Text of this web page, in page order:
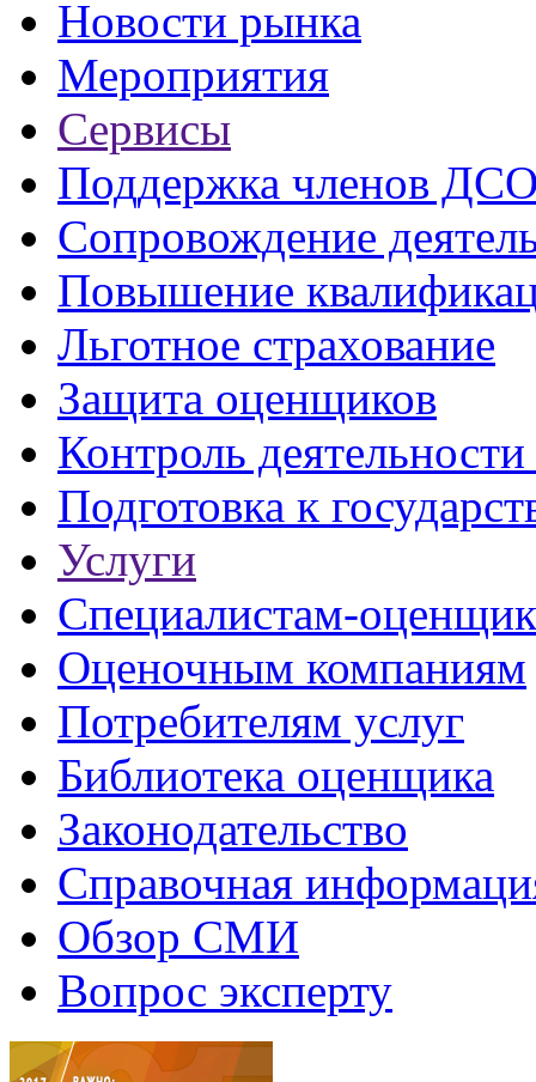
Новости рынка
Мероприятия
Сервисы
Поддержка членов
Сопровождение
Повышение
Льготное страхование
Защита оценщиков
Контроль
Подготовка к
Услуги
Специалистам-
Оценочным компаниям
Потребителям услуг
Библиотека оценщика
Законодательство
Справочная
Обзор СМИ
Вопрос эксперту